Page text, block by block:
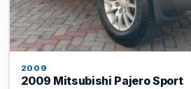
2009
2009 Mitsubishi Pajero Sport